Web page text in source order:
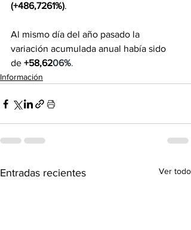
(+486,7261%).
Al mismo día del año pasado la
variación acumulada anual había sido
de +58,6206%.
Información
Entradas recientes Ver todo